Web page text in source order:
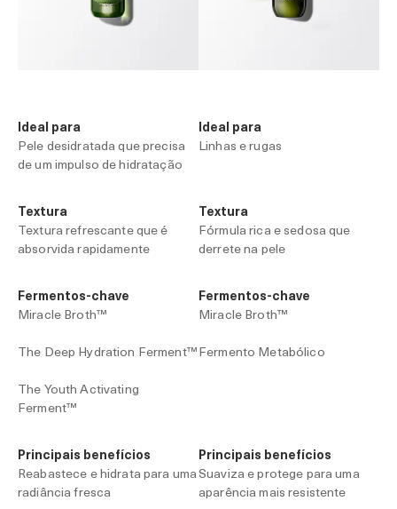
Ideal para
Pele desidratada que precisa
de um impulso de hidratação
Textura
Textura refrescante que é
absorvida rapidamente
Fermentos-chave
Miracle Broth™
The Deep Hydration Ferment™
The Youth Activating
Ferment™
Principais benefícios
Reabastece e hidrata para uma
radiância fresca
Ideal para
Linhas e rugas
Textura
Fórmula rica e sedosa que
derrete na pele
Fermentos-chave
Miracle Broth™
Fermento Metabólico
Principais benefícios
Suaviza e protege para uma
aparência mais resistente